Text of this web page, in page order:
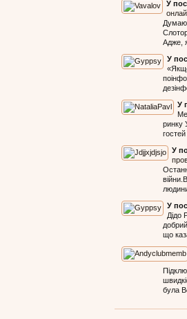
У
Думаю
Адже,
У
У
ринку
гостей
У
У
Дідо
що
була